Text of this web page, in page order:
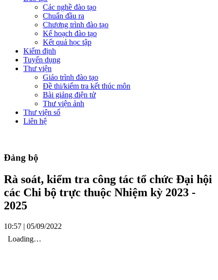
Các nghề đào tạo
Chuẩn đầu ra
Chương trình đào tạo
Kế hoạch đào tạo
Kết quả học tập
Kiểm định
Tuyển dụng
Thư viện
Giáo trình đào tạo
Đề thi/kiểm tra kết thúc môn
Bài giảng điện tử
Thư viện ảnh
Thư viện số
Liên hệ
Đảng bộ
Rà soát, kiểm tra công tác tổ chức Đại hội
các Chi bộ trực thuộc Nhiệm kỳ 2023 -
2025
10:57 | 05/09/2022